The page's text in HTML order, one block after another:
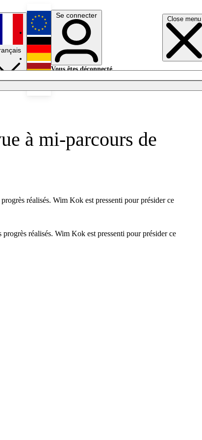
Close menu
English
Deutsch
Se connecter
Vous êtes déconnecté.
à mi-parcours de
réalisés. Wim Kok est pressenti pour présider ce
réalisés. Wim Kok est pressenti pour présider ce